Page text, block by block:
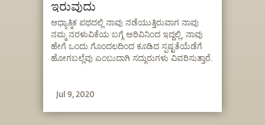
ಇರುವುದು
ಆಧ್ಯಾತ್ಮಿಕ ಪಥದಲ್ಲಿ ನಾವು ನಡೆಯುತ್ತಿರುವಾಗ ನಾವು
ನಮ್ಮ ನರಳುವಿಕೆಯ ಬಗ್ಗೆ ಅರಿವಿನಿಂದ ಇದ್ದಲ್ಲಿ, ನಾವು
ಹೇಗೆ ಒಂದು ಗೊಂದಲದಿಂದ ಕೂಡಿದ ಸ್ಪಷ್ಟತೆಯೆಡೆಗೆ
ಹೋಗಬಲ್ಲೆವು ಎಂಬುದಾಗಿ ಸದ್ಗುರುಗಳು ವಿವರಿಸುತ್ತಾರೆ.
Jul 9, 2020